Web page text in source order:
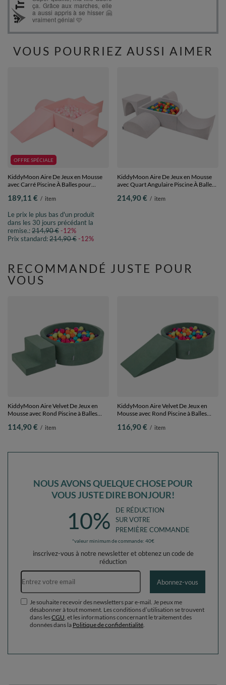
VOUS POURRIEZ AUSSI AIMER
OFFRE SPÉCIALE
KiddyMoon Aire De Jeux en Mousse
avec Carré Piscine À Balles pour
poudre/perle/transparent, Piscine
189,11 € / item
Le prix le plus bas d'un produit
dans les 30 jours précédant la
remise.:214,90 €-12%
Prix standard:214,90 €-12%
KiddyMoon Aire De Jeux en Mousse
avec Quart Angulaire Piscine À Balles
jaune/vert/bleu/rouge/orange, Piscine
214,90 € / item
RECOMMANDÉ JUSTE POUR
VOUS
KiddyMoon Aire Velvet De Jeux en
Mousse avec Rond Piscine à Balles
clair/turquoise/orange/rose
114,90 € / item
KiddyMoon Aire Velvet De Jeux en
Mousse avec Rond Piscine à Balles
clair/turquoise/orange/rose
116,90 € / item
NOUS AVONS QUELQUE CHOSE POUR
VOUS JUSTE DIRE BONJOUR!
10%
DE RÉDUCTION
SUR VOTRE
PREMIÈRE COMMANDE
*valeur minimum de commande: 40€
inscrivez-vous à notre newsletter et obtenez un code de
réduction
Adresse e-mail
Abonnez-vous
Je souhaite recevoir des newsletters par e-mail. Je peux me
désabonner à tout moment. Les conditions d’utilisation se trouvent
dans lesCGU , et les informations concernant le traitement des
données dans la Politique de confidentialité